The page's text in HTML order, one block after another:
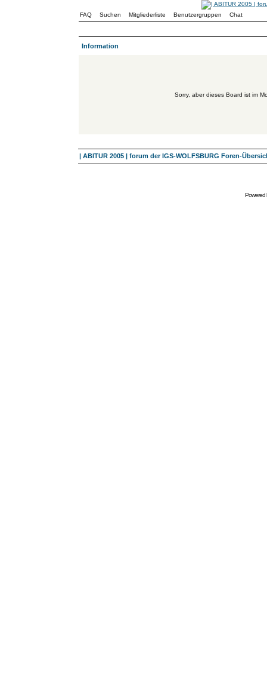
FAQ Suchen Mitgliederliste Benutzergruppen Chat
Information
Sorry, aber dieses Board ist im
| ABITUR 2005 | forum der IGS-WOLFSBURG Foren-
Powered